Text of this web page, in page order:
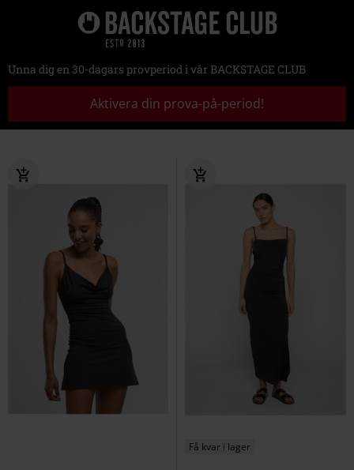
Unna dig en 30-dagars provperiod i vår BACKSTAGE CLUB
Aktivera din prova-på-period!
Få kvar i lager